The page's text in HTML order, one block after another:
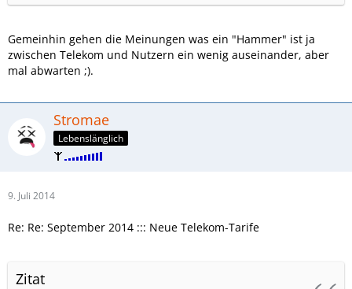
Gemeinhin gehen die Meinungen was ein "Hammer" ist ja
zwischen Telekom und Nutzern ein wenig auseinander, aber
mal abwarten ;).
Stromae
Lebenslänglich
9. Juli 2014
Re: Re: September 2014 ::: Neue Telekom-Tarife
Zitat